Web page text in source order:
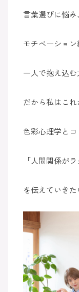
言葉選びに悩み、
モチベーション
一人で抱え込む
だから私はこれ
色彩心理学とコ
「人間関係が
を伝えていきた